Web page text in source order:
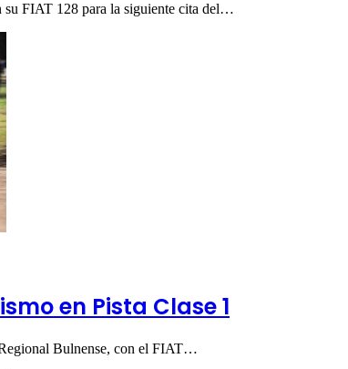
su FIAT 128 para la siguiente cita del…
en Pista Clase 1
Bulnense, con el FIAT…